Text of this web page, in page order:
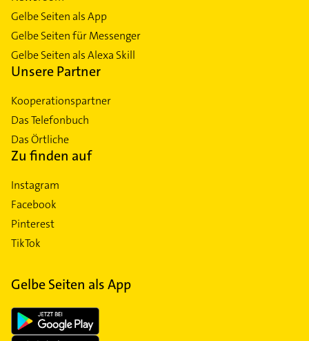
Gelbe Seiten als App
Gelbe Seiten für Messenger
Gelbe Seiten als Alexa Skill
Unsere Partner
Kooperationspartner
Das Telefonbuch
Das Örtliche
Zu finden auf
Instagram
Facebook
Pinterest
TikTok
Gelbe Seiten als App